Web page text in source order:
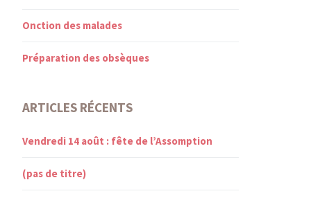
Onction des malades
Préparation des obsèques
ARTICLES RÉCENTS
Vendredi 14 août : fête de l’Assomption
(pas de titre)